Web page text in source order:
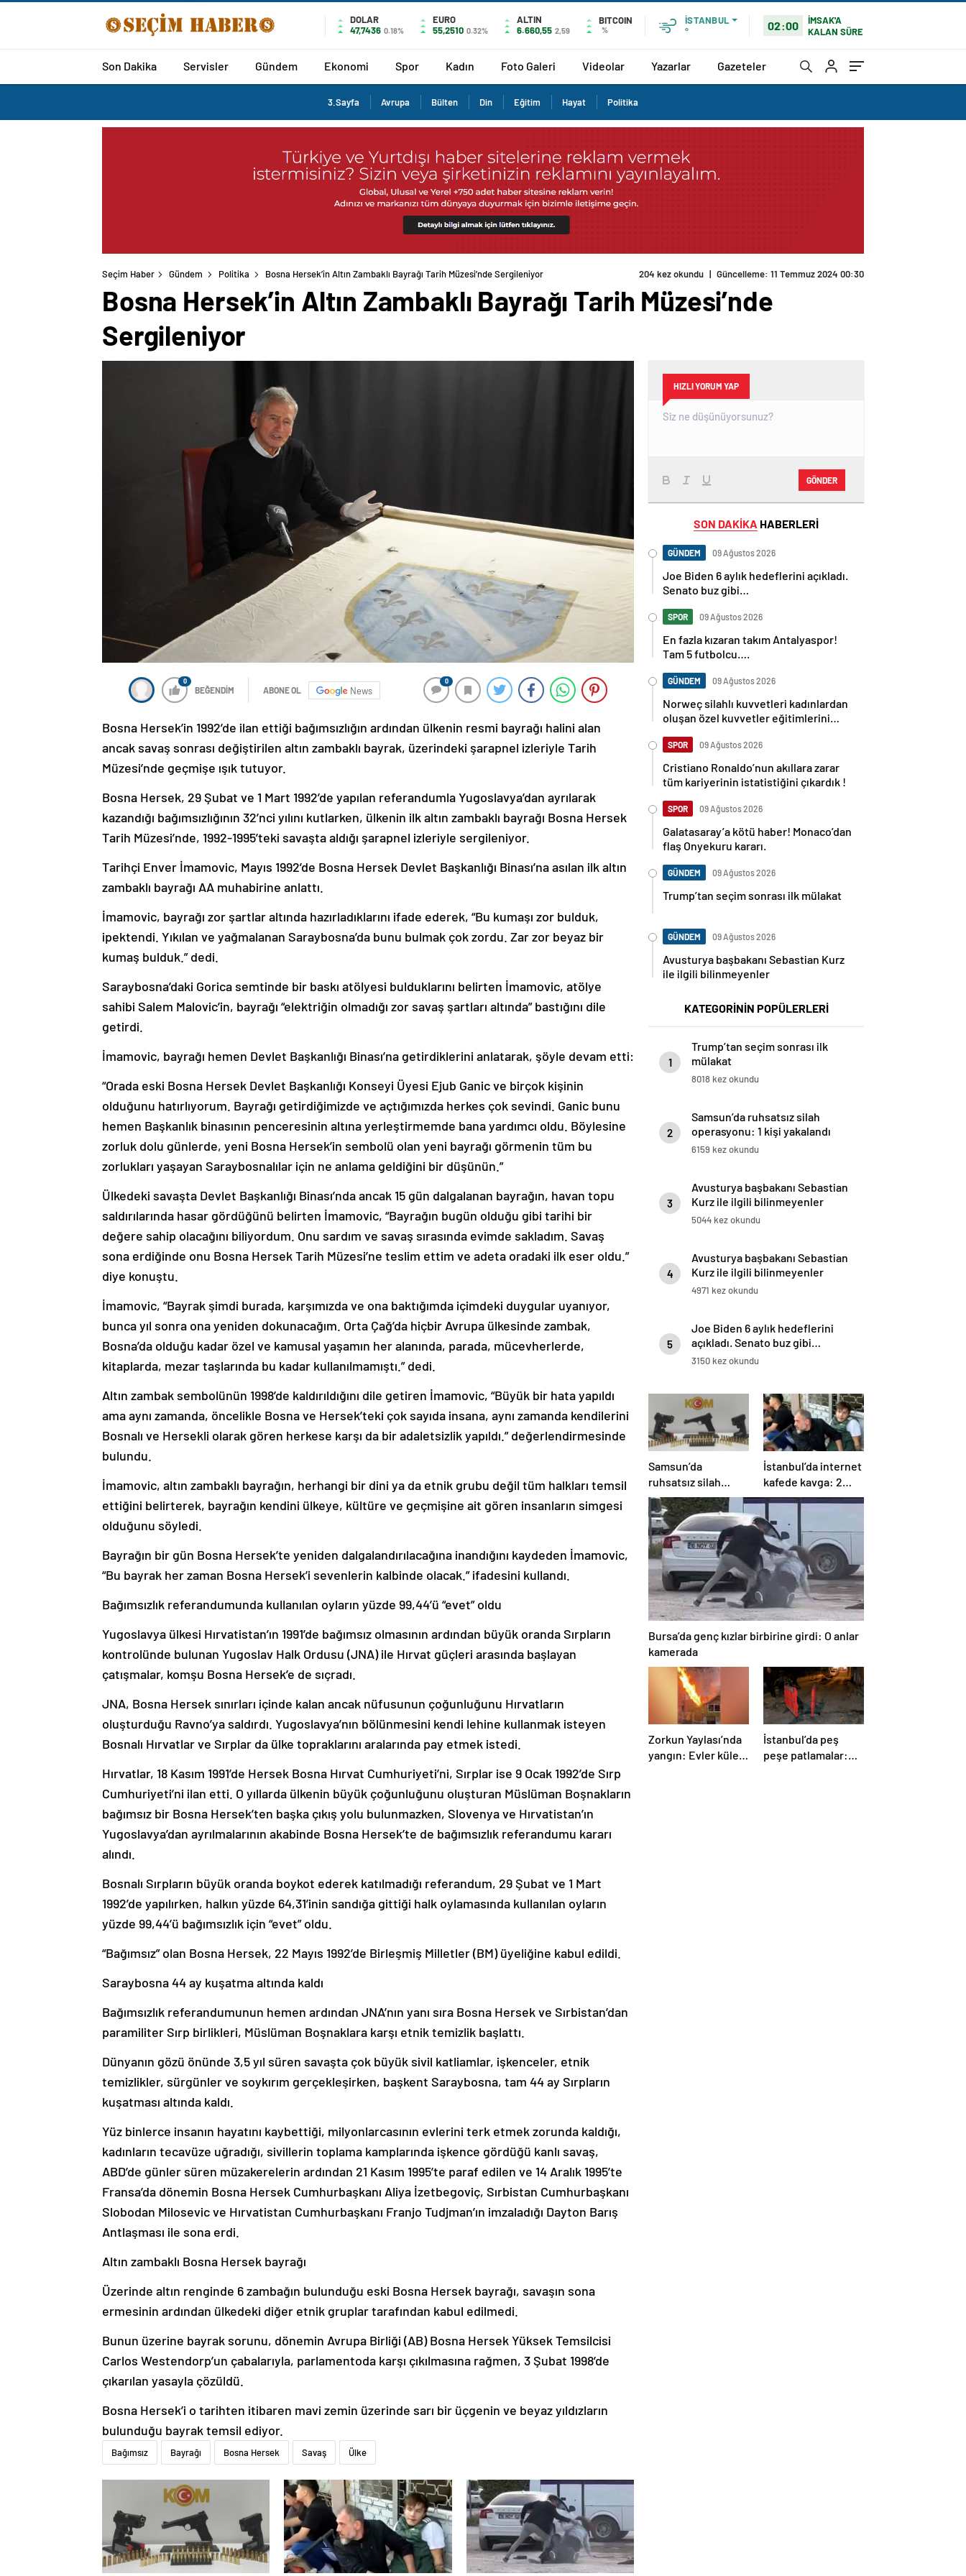
DOLAR
47,7436 0.18%
EURO
55,2510 0.32%
ALTIN
6.660,55 2,59
BITCOIN
%
İSTANBUL
°
02:00
İMSAK'A
KALAN SÜRE
Son Dakika Servisler Gündem Ekonomi Spor Kadın Foto Galeri Videolar Yazarlar Gazeteler
3.Sayfa Avrupa Bülten Din Eğitim Hayat Politika
Seçim Haber Gündem Politika Bosna Hersek’in Altın Zambaklı Bayrağı Tarih Müzesi’nde Sergileniyor
Bosna Hersek’in Altın Zambaklı Bayrağı Tarih Müzesi’nde
Sergileniyor
0
BEĞENDİM ABONE OL News
0
Bosna Hersek’in 1992’de ilan ettiği bağımsızlığın ardından ülkenin resmi bayrağı halini alan
ancak savaş sonrası değiştirilen altın zambaklı bayrak, üzerindeki şarapnel izleriyle Tarih
Müzesi’nde geçmişe ışık tutuyor.
Bosna Hersek, 29 Şubat ve 1 Mart 1992’de yapılan referandumla Yugoslavya’dan ayrılarak
kazandığı bağımsızlığının 32’nci yılını kutlarken, ülkenin ilk altın zambaklı bayrağı Bosna Hersek
Tarih Müzesi’nde, 1992-1995’teki savaşta aldığı şarapnel izleriyle sergileniyor.
Tarihçi Enver İmamovic, Mayıs 1992’de Bosna Hersek Devlet Başkanlığı Binası’na asılan ilk altın
zambaklı bayrağı AA muhabirine anlattı.
İmamovic, bayrağı zor şartlar altında hazırladıklarını ifade ederek, “Bu kumaşı zor bulduk,
ipektendi. Yıkılan ve yağmalanan Saraybosna’da bunu bulmak çok zordu. Zar zor beyaz bir
kumaş bulduk.” dedi.
Saraybosna’daki Gorica semtinde bir baskı atölyesi bulduklarını belirten İmamovic, atölye
sahibi Salem Malovic’in, bayrağı “elektriğin olmadığı zor savaş şartları altında” bastığını dile
getirdi.
İmamovic, bayrağı hemen Devlet Başkanlığı Binası’na getirdiklerini anlatarak, şöyle devam etti:
“Orada eski Bosna Hersek Devlet Başkanlığı Konseyi Üyesi Ejub Ganic ve birçok kişinin
olduğunu hatırlıyorum. Bayrağı getirdiğimizde ve açtığımızda herkes çok sevindi. Ganic bunu
hemen Başkanlık binasının penceresinin altına yerleştirmemde bana yardımcı oldu. Böylesine
zorluk dolu günlerde, yeni Bosna Hersek’in sembolü olan yeni bayrağı görmenin tüm bu
zorlukları yaşayan Saraybosnalılar için ne anlama geldiğini bir düşünün.”
Ülkedeki savaşta Devlet Başkanlığı Binası’nda ancak 15 gün dalgalanan bayrağın, havan topu
saldırılarında hasar gördüğünü belirten İmamovic, “Bayrağın bugün olduğu gibi tarihi bir
değere sahip olacağını biliyordum. Onu sardım ve savaş sırasında evimde sakladım. Savaş
sona erdiğinde onu Bosna Hersek Tarih Müzesi’ne teslim ettim ve adeta oradaki ilk eser oldu.”
diye konuştu.
İmamovic, “Bayrak şimdi burada, karşımızda ve ona baktığımda içimdeki duygular uyanıyor,
bunca yıl sonra ona yeniden dokunacağım. Orta Çağ’da hiçbir Avrupa ülkesinde zambak,
Bosna’da olduğu kadar özel ve kamusal yaşamın her alanında, parada, mücevherlerde,
kitaplarda, mezar taşlarında bu kadar kullanılmamıştı.” dedi.
Altın zambak sembolünün 1998’de kaldırıldığını dile getiren İmamovic, “Büyük bir hata yapıldı
ama aynı zamanda, öncelikle Bosna ve Hersek’teki çok sayıda insana, aynı zamanda kendilerini
Bosnalı ve Hersekli olarak gören herkese karşı da bir adaletsizlik yapıldı.” değerlendirmesinde
bulundu.
İmamovic, altın zambaklı bayrağın, herhangi bir dini ya da etnik grubu değil tüm halkları temsil
ettiğini belirterek, bayrağın kendini ülkeye, kültüre ve geçmişine ait gören insanların simgesi
olduğunu söyledi.
Bayrağın bir gün Bosna Hersek’te yeniden dalgalandırılacağına inandığını kaydeden İmamovic,
“Bu bayrak her zaman Bosna Hersek’i sevenlerin kalbinde olacak.” ifadesini kullandı.
Bağımsızlık referandumunda kullanılan oyların yüzde 99,44’ü “evet” oldu
Yugoslavya ülkesi Hırvatistan’ın 1991’de bağımsız olmasının ardından büyük oranda Sırpların
kontrolünde bulunan Yugoslav Halk Ordusu (JNA) ile Hırvat güçleri arasında başlayan
çatışmalar, komşu Bosna Hersek’e de sıçradı.
JNA, Bosna Hersek sınırları içinde kalan ancak nüfusunun çoğunluğunu Hırvatların
oluşturduğu Ravno’ya saldırdı. Yugoslavya’nın bölünmesini kendi lehine kullanmak isteyen
Bosnalı Hırvatlar ve Sırplar da ülke topraklarını aralarında pay etmek istedi.
Hırvatlar, 18 Kasım 1991’de Hersek Bosna Hırvat Cumhuriyeti’ni, Sırplar ise 9 Ocak 1992’de Sırp
Cumhuriyeti’ni ilan etti. O yıllarda ülkenin büyük çoğunluğunu oluşturan Müslüman Boşnakların
bağımsız bir Bosna Hersek’ten başka çıkış yolu bulunmazken, Slovenya ve Hırvatistan’ın
Yugoslavya’dan ayrılmalarının akabinde Bosna Hersek’te de bağımsızlık referandumu kararı
alındı.
Bosnalı Sırpların büyük oranda boykot ederek katılmadığı referandum, 29 Şubat ve 1 Mart
1992’de yapılırken, halkın yüzde 64,31’inin sandığa gittiği halk oylamasında kullanılan oyların
yüzde 99,44’ü bağımsızlık için “evet” oldu.
“Bağımsız” olan Bosna Hersek, 22 Mayıs 1992’de Birleşmiş Milletler (BM) üyeliğine kabul edildi.
Saraybosna 44 ay kuşatma altında kaldı
Bağımsızlık referandumunun hemen ardından JNA’nın yanı sıra Bosna Hersek ve Sırbistan’dan
paramiliter Sırp birlikleri, Müslüman Boşnaklara karşı etnik temizlik başlattı.
Dünyanın gözü önünde 3,5 yıl süren savaşta çok büyük sivil katliamlar, işkenceler, etnik
temizlikler, sürgünler ve soykırım gerçekleşirken, başkent Saraybosna, tam 44 ay Sırpların
kuşatması altında kaldı.
Yüz binlerce insanın hayatını kaybettiği, milyonlarcasının evlerini terk etmek zorunda kaldığı,
kadınların tecavüze uğradığı, sivillerin toplama kamplarında işkence gördüğü kanlı savaş,
ABD’de günler süren müzakerelerin ardından 21 Kasım 1995’te paraf edilen ve 14 Aralık 1995’te
Fransa’da dönemin Bosna Hersek Cumhurbaşkanı Aliya İzetbegoviç, Sırbistan Cumhurbaşkanı
Slobodan Milosevic ve Hırvatistan Cumhurbaşkanı Franjo Tudjman’ın imzaladığı Dayton Barış
Antlaşması ile sona erdi.
Altın zambaklı Bosna Hersek bayrağı
Üzerinde altın renginde 6 zambağın bulunduğu eski Bosna Hersek bayrağı, savaşın sona
ermesinin ardından ülkedeki diğer etnik gruplar tarafından kabul edilmedi.
Bunun üzerine bayrak sorunu, dönemin Avrupa Birliği (AB) Bosna Hersek Yüksek Temsilcisi
Carlos Westendorp’un çabalarıyla, parlamentoda karşı çıkılmasına rağmen, 3 Şubat 1998’de
çıkarılan yasayla çözüldü.
Bosna Hersek’i o tarihten itibaren mavi zemin üzerinde sarı bir üçgenin ve beyaz yıldızların
bulunduğu bayrak temsil ediyor.
Bağımsız Bayrağı Bosna Hersek Savaş Ülke
HIZLI YORUM YAP
GÖNDER
SON DAKİKA HABERLERİ
GÜNDEM 09 Ağustos 2026
Joe Biden 6 aylık hedeflerini açıkladı.
Senato buz gibi…
SPOR 09 Ağustos 2026
En fazla kızaran takım Antalyaspor!
Tam 5 futbolcu….
GÜNDEM 09 Ağustos 2026
Norweç silahlı kuvvetleri kadınlardan
oluşan özel kuvvetler eğitimlerini
SPOR 09 Ağustos 2026
Cristiano Ronaldo’nun akıllara zarar
tüm kariyerinin istatistiğini çıkardık !
SPOR 09 Ağustos 2026
Galatasaray’a kötü haber! Monaco’dan
flaş Onyekuru kararı.
GÜNDEM 09 Ağustos 2026
Trump’tan seçim sonrası ilk mülakat
GÜNDEM 09 Ağustos 2026
Avusturya başbakanı Sebastian Kurz
ile ilgili bilinmeyenler
KATEGORİNİN POPÜLERLERİ
1
Trump’tan seçim sonrası ilk
mülakat
8018 kez okundu
2
Samsun’da ruhsatsız silah
operasyonu: 1 kişi yakalandı
6159 kez okundu
3
Avusturya başbakanı Sebastian
Kurz ile ilgili bilinmeyenler
5044 kez okundu
4
Avusturya başbakanı Sebastian
Kurz ile ilgili bilinmeyenler
4971 kez okundu
5
Joe Biden 6 aylık hedeflerini
açıkladı. Senato buz gibi…
3150 kez okundu
Samsun’da
ruhsatsız silah
operasyonu: 1 kişi
yakalandı
İstanbul’da internet
kafede kavga: 2
yaralı
Bursa’da genç kızlar birbirine girdi: O anlar
kamerada
Zorkun Yaylası’nda
yangın: Evler küle
İstanbul’da peş
peşe patlamalar: